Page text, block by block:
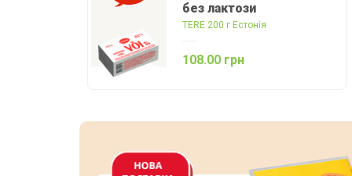
без лактози
TERE 200 г Естонія
108.00 грн